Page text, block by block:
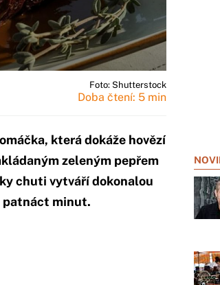
Foto: Shutterstock
Doba čtení: 5 min
která dokáže hovězí
zeleným pepřem
chuti vytváří dokonalou
patnáct minut.